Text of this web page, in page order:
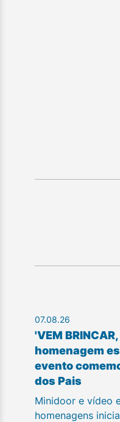
07.08.26
'VEM
homenagem
evento
dos Pais
Minidoor e vídeo
homenagens